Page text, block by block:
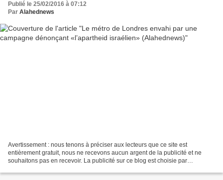
Publié le 25/02/2016 à 07:12
Par Alahednews
Avertissement : nous tenons à préciser aux lecteurs que ce site est
entièrement gratuit, nous ne recevons aucun argent de la publicité et ne
souhaitons pas en recevoir. La publicité sur ce blog est choisie par